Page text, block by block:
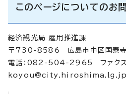
このページについてのお
経済観光局 雇用推進課
〒730-8586 広島市中区国泰
電話：082-504-2965 ファク
koyou@city.hiroshima.lg.jp